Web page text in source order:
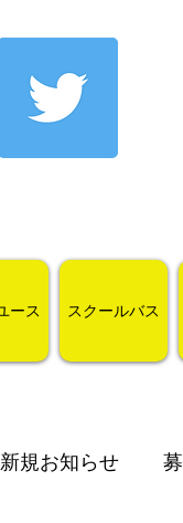
ース スクールバス
新規お知らせ